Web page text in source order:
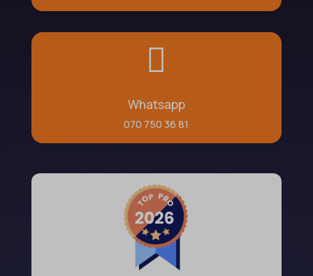

Whatsapp
070 750 36 81